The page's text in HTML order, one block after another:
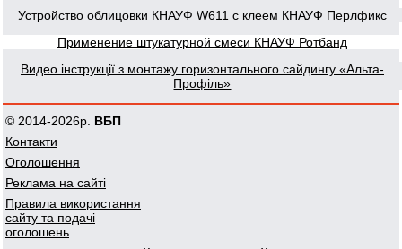
Устройство облицовки КНАУФ W611 с клеем КНАУФ Перлфикс
Применение штукатурной смеси КНАУФ Ротбанд
Видео інструкції з монтажу горизонтального сайдингу «Альта-
Профіль»
© 2014-2026р. ВБП
Контакти
Оголошення
Реклама на сайті
Правила використання
сайту та подачі
оголошень